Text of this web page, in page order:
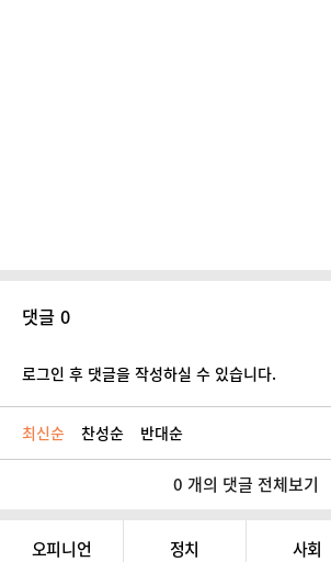
댓글 0
로그인 후 댓글을 작성하실 수 있습니다.
최신순 찬성순 반대순
0 개의 댓글 전체보기
오피니언 정치 사회